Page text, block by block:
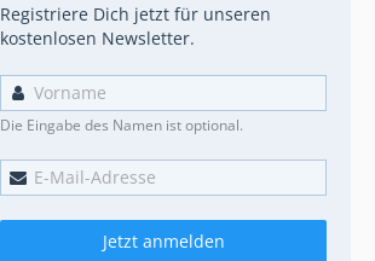
Registriere Dich jetzt für unseren
kostenlosen Newsletter.
Die Eingabe des Namen ist optional.
Jetzt anmelden